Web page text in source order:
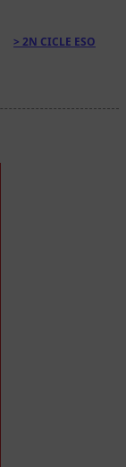
2N CICLE ESO